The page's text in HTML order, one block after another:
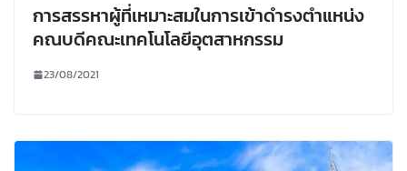
การสรรหาผู้ที่เหมาะสมในการเข้าดำรงตำแหน่ง
คณบดีคณะเทคโนโลยีอุตสาหกรรม
23/08/2021